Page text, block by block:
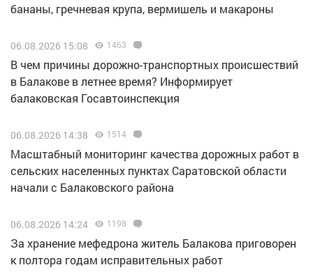
бананы, гречневая крупа, вермишель и макароны
06.08.2026 15:08 1463
В чем причины дорожно-транспортных происшествий
в Балакове в летнее время? Информирует
балаковская Госавтоинспекция
06.08.2026 14:38 1514
Масштабный мониторинг качества дорожных работ в
сельских населенных пунктах Саратовской области
начали с Балаковского района
06.08.2026 14:24 1198
За хранение мефедрона житель Балакова приговорен
к полтора годам исправительных работ